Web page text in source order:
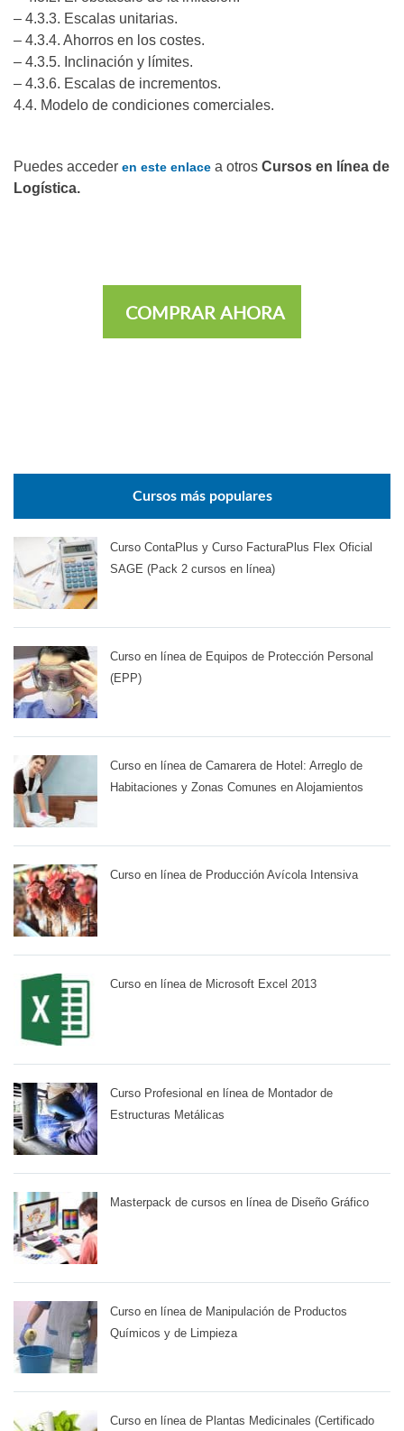
– 4.3.3. Escalas unitarias.
– 4.3.4. Ahorros en los costes.
– 4.3.5. Inclinación y límites.
– 4.3.6. Escalas de incrementos.
4.4. Modelo de condiciones comerciales.
Puedes acceder en este enlace a otros Cursos en línea de
Logística.
COMPRAR AHORA
Cursos más populares
Curso ContaPlus y Curso FacturaPlus Flex Oficial
SAGE (Pack 2 cursos en línea)
Curso en línea de Equipos de Protección Personal
(EPP)
Curso en línea de Camarera de Hotel: Arreglo de
Habitaciones y Zonas Comunes en Alojamientos
Curso en línea de Producción Avícola Intensiva
Curso en línea de Microsoft Excel 2013
Curso Profesional en línea de Montador de
Estructuras Metálicas
Masterpack de cursos en línea de Diseño Gráfico
Curso en línea de Manipulación de Productos
Químicos y de Limpieza
Curso en línea de Plantas Medicinales (Certificado